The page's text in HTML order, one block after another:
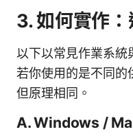
3. 如何實作
以下以常見作業系統
若你使用的是不同的
但原理相同。
A. Windows /